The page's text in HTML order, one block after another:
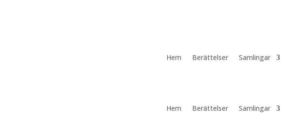
Hem Berättelser Samlingar
Hem Berättelser Samlingar